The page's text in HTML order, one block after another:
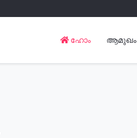
ഹോം ആമുഖം